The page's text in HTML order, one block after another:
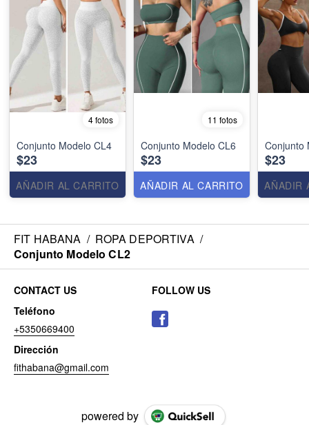
4 fotos
Conjunto Modelo CL4
$23
AÑADIR AL CARRITO
11 fotos
Conjunto Modelo CL6
$23
AÑADIR AL CARRITO
Conjunto
$23
AÑADIR
FIT HABANA / ROPA DEPORTIVA /
Conjunto Modelo CL2
CONTACT US
Teléfono
+5350669400
Dirección
fithabana@gmail.com
FOLLOW US
powered by